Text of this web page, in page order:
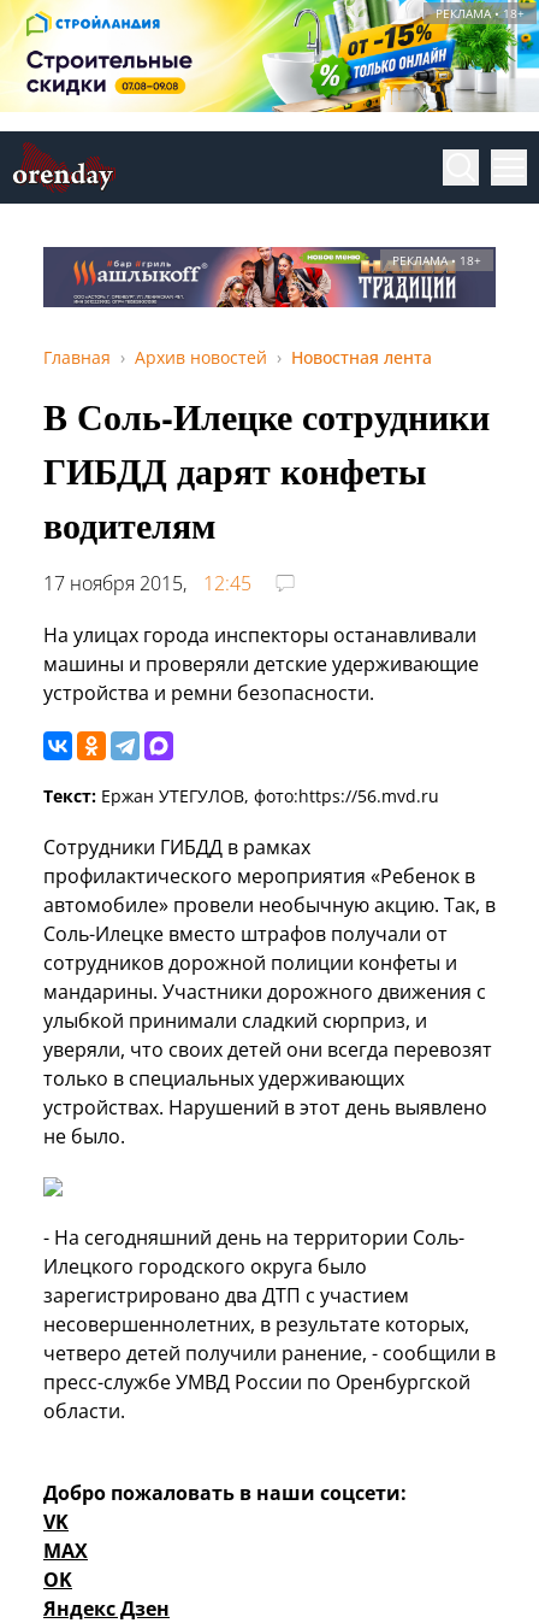
РЕКЛАМА • 18+
РЕКЛАМА • 18+
Главная Архив новостей Новостная лента
В Соль-Илецке сотрудники
ГИБДД дарят конфеты
водителям
17 ноября 2015,
12:45
На улицах города инспекторы останавливали
машины и проверяли детские удерживающие
устройства и ремни безопасности.
Текст: Ержан УТЕГУЛОВ, фото:https://56.mvd.ru
Сотрудники ГИБДД в рамках
профилактического мероприятия «Ребенок в
автомобиле» провели необычную акцию. Так, в
Соль-Илецке вместо штрафов получали от
сотрудников дорожной полиции конфеты и
мандарины. Участники дорожного движения с
улыбкой принимали сладкий сюрприз, и
уверяли, что своих детей они всегда перевозят
только в специальных удерживающих
устройствах. Нарушений в этот день выявлено
не было.
- На сегодняшний день на территории Соль-
Илецкого городского округа было
зарегистрировано два ДТП с участием
несовершеннолетних, в результате которых,
четверо детей получили ранение, - сообщили в
пресс-службе УМВД России по Оренбургской
области.
Добро пожаловать в наши соцсети:
VK
MAX
OK
Яндекс Дзен